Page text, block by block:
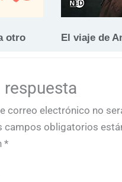
otro El viaje de
respuesta
correo electrónico no
campos obligatorios
*